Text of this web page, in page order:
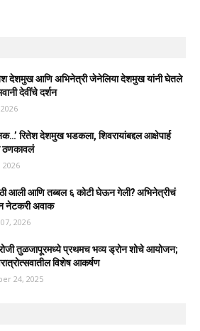
देशमुख आणि अभिनेत्री जेनेलिया देशमुख यांनी घेतले
देवींचे दर्शन
रितेश देशमुख भडकला, शिवरायांबद्दल आक्षेपार्ह
ठणकावलं
2026
आली आणि तब्बल ६ कोटी घेऊन गेली? अभिनेत्रीचं
नेटकरी अवाक
2026
रोजी तुळजापूरमध्ये प्रथमच भव्य ड्रोन शोचे आयोजन;
विशेष आकर्षण
24, 2025